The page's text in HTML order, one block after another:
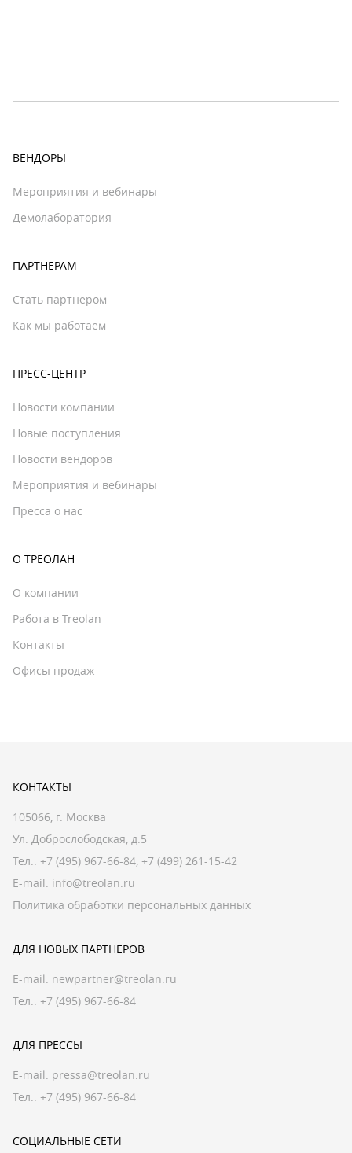
ВЕНДОРЫ
Мероприятия и вебинары
Демолаборатория
ПАРТНЕРАМ
Стать партнером
Как мы работаем
ПРЕСС-ЦЕНТР
Новости компании
Новые поступления
Новости вендоров
Мероприятия и вебинары
Пресса о нас
О ТРЕОЛАН
О компании
Работа в Treolan
Контакты
Офисы продаж
КОНТАКТЫ
105066, г. Москва
Ул. Доброслободская, д.5
Тел.: +7 (495) 967-66-84, +7 (499) 261-15-42
E-mail: info@treolan.ru
Политика обработки персональных данных
ДЛЯ НОВЫХ ПАРТНЕРОВ
E-mail: newpartner@treolan.ru
Тел.: +7 (495) 967-66-84
ДЛЯ ПРЕССЫ
E-mail: pressa@treolan.ru
Тел.: +7 (495) 967-66-84
СОЦИАЛЬНЫЕ СЕТИ